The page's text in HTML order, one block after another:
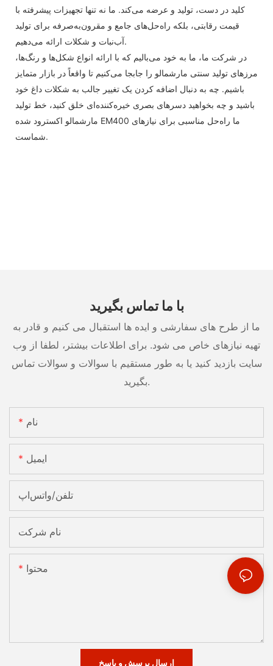
کلید در دست، تولید و عرضه می‌کند. ما نه تنها تجهیزات پیشرفته با
قیمت رقابتی، بلکه راه‌حل‌های جامع و مقرون‌به‌صرفه برای تولید
آب‌نبات و شکلات ارائه می‌دهیم.
در شرکت ما، ما به خود می‌بالیم که با ارائه انواع شکل‌ها و رنگ‌ها،
مرزهای تولید سنتی مارشمالو را جابجا می‌کنیم تا واقعاً در بازار متمایز
باشیم. چه به دنبال اضافه کردن یک تغییر جالب به شکلات داغ خود
باشید و چه بخواهید دسرهای بصری خیره‌کننده‌ای خلق کنید، خط تولید
مارشمالو اکسترود شده EM400 ما راه‌حل مناسبی برای نیازهای
شماست.
با ما تماس بگیرید
ما از طرح های سفارشی و ایده ها استقبال می کنیم و قادر به
تهیه نیازهای خاص می شود. برای اطلاعات بیشتر، لطفا از وب
سایت بازدید کنید یا به طور مستقیم با سوالات و سوالات تماس
بگیرید.
نام
ایمیل
تلفن/واتس‌اپ
نام شرکت
محتوا
ارسال پرسش و پاسخ